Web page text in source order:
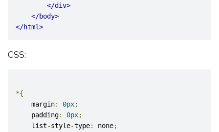
</div>
</body>
</html>
CSS:
*{
    margin
: 0px;
    padding
: 0px;
    list
-style-type: none;